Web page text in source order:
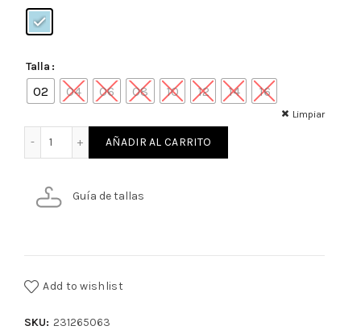
Talla
02 04 06 08 10 12 14 16
Limpiar
BLUE JEANS NINO cantidad
AÑADIR AL CARRITO
Guía de tallas
Add to wishlist
SKU: 231265063